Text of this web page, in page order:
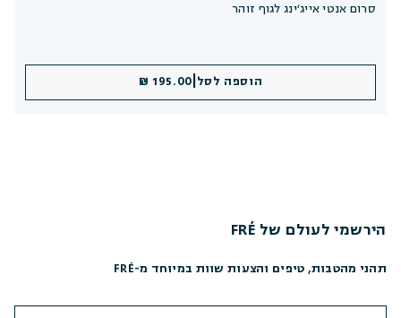
סרום אנטי אייג׳ינג לגוף זוהר
הוספה לסל 195.00 ₪
הירשמי לעולם של FRÉ
תהני מהטבות, טיפים והצעות שוות במיוחד מ-FRÉ